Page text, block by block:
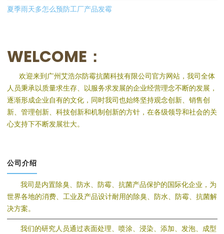
夏季雨天多怎么预防工厂产品发霉
WELCOME：
欢迎来到广州艾浩尔防霉抗菌科技有限公司官方网站，我司全体
人员秉承以质量求生存、以服务求发展的企业经营理念不断的发展，
逐渐形成企业自有的文化，同时我司也始终坚持观念创新、销售创
新、管理创新、科技创新和机制创新的方针，在各级领导和社会的关
心支持下不断发展壮大。
公司介绍
我司是内置除臭、防水、防霉、抗菌产品保护的国际化企业，为
世界各地的消费、工业及产品设计耐用的除臭、防水、防霉、抗菌解
决方案。
我们的研究人员通过表面处理、喷涂、浸染、添加、发泡、成型